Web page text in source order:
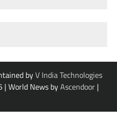
byV India Technologies
| World News byAscendoor |